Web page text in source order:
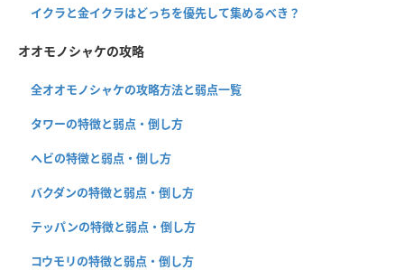
イクラと金イクラはどっちを優先して集めるべき？
オオモノシャケの攻略
全オオモノシャケの攻略方法と弱点一覧
タワーの特徴と弱点・倒し方
ヘビの特徴と弱点・倒し方
バクダンの特徴と弱点・倒し方
テッパンの特徴と弱点・倒し方
コウモリの特徴と弱点・倒し方